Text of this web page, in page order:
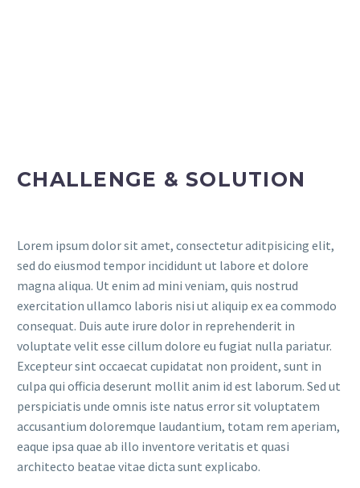
CHALLENGE & SOLUTION
Lorem ipsum dolor sit amet, consectetur aditpisicing elit,
sed do eiusmod tempor incididunt ut labore et dolore
magna aliqua. Ut enim ad mini veniam, quis nostrud
exercitation ullamco laboris nisi ut aliquip ex ea commodo
consequat. Duis aute irure dolor in reprehenderit in
voluptate velit esse cillum dolore eu fugiat nulla pariatur.
Excepteur sint occaecat cupidatat non proident, sunt in
culpa qui officia deserunt mollit anim id est laborum. Sed ut
perspiciatis unde omnis iste natus error sit voluptatem
accusantium doloremque laudantium, totam rem aperiam,
eaque ipsa quae ab illo inventore veritatis et quasi
architecto beatae vitae dicta sunt explicabo.